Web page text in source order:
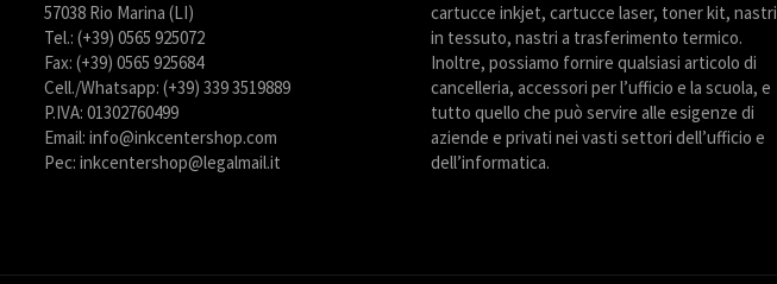
57038 Rio Marina (LI)
Tel.: (+39) 0565 925072
Fax: (+39) 0565 925684
Cell./Whatsapp: (+39) 339 3519889
P.IVA: 01302760499
Email: info@inkcentershop.com
Pec: inkcentershop@legalmail.it
cartucce inkjet, cartucce laser, toner kit, nastri
in tessuto, nastri a trasferimento termico.
Inoltre, possiamo fornire qualsiasi articolo di
cancelleria, accessori per l’ufficio e la scuola, e
tutto quello che può servire alle esigenze di
aziende e privati nei vasti settori dell’ufficio e
dell’informatica.